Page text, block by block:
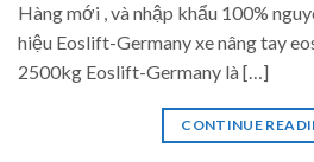
Hàng mới , và nhập khẩu 100%
hiệu Eoslift-Germany xe nâng tay
2500kg Eoslift-Germany là […]
CONTINUE